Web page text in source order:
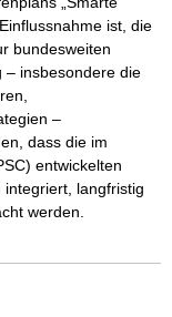
ist, die
bundesweiten
– insbesondere die
–
dass die im
entwickelten
langfristig
werden.